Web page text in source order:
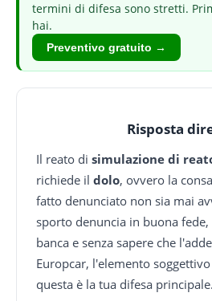
termini di difesa sono stretti.
hai.
Preventivo gratuito →
Risposta
Il reato di simulazione di
richiede il dolo, ovvero la
fatto denunciato non sia mai
sporto denuncia in buona
banca e senza sapere che
Europcar, l'elemento
questa è la tua difesa principale.